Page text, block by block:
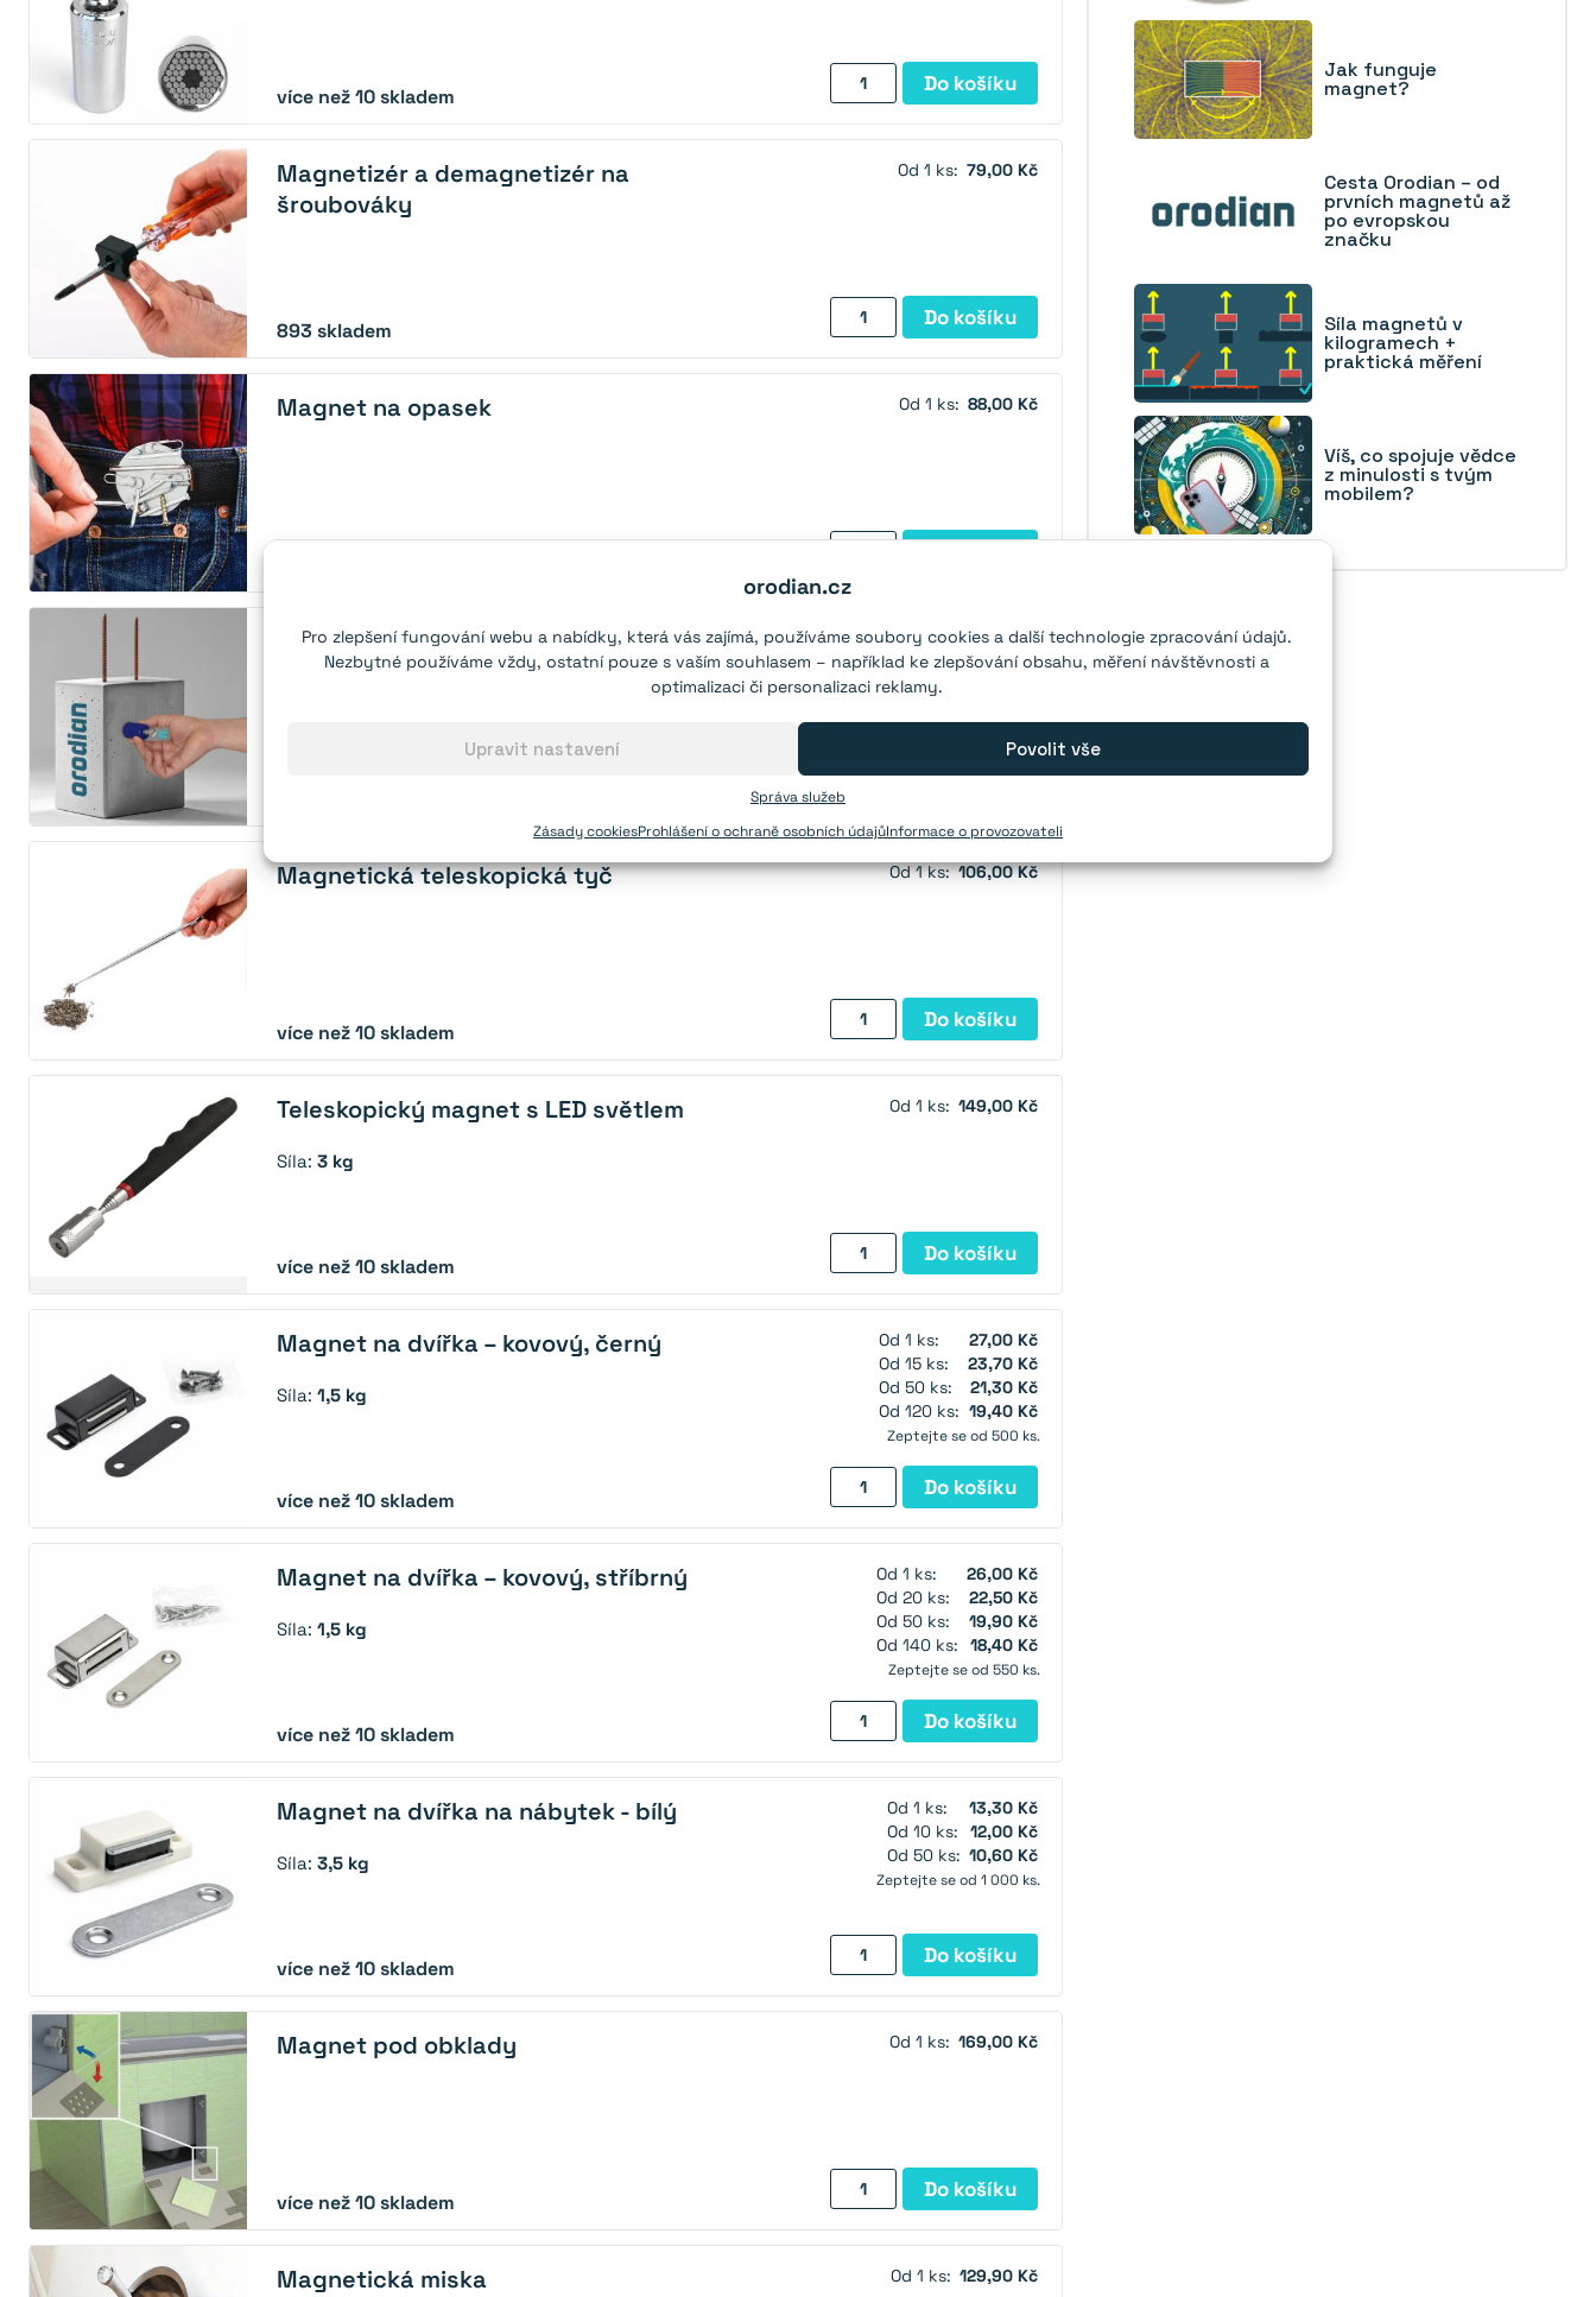
orodian.cz
Pro zlepšení fungování webu a nabídky, která vás zajímá, používáme soubory cookies a další technologie zpracování údajů.
Nezbytné používáme vždy, ostatní pouze s vaším souhlasem – například ke zlepšování obsahu, měření návštěvnosti a
optimalizaci či personalizaci reklamy.
Správa služeb
Povolit vše
Upravit nastavení
Zásady cookiesProhlášení o ochraně osobních údajůInformace o provozovateli
více než 10 skladem
Univerzální
klíč
s
nástavcem
Do košíku
Magnetizér a demagnetizér na
šroubováky
893 skladem
Od 1 ks: 79,00 Kč
Magnetizér
a
demagnetizér
Do košíku
Magnet na opasek Od 1 ks: 88,00 Kč
Magnet
opasek
množství
Magnetický vyhledávač kovů Od 1 ks: 399,00 Kč
Magnetický
vyhledávač
kovů
množství
Magnetická teleskopická tyč
více než 10 skladem
Od 1 ks: 106,00 Kč
Magnetická
teleskopická
tyč
množství
Do košíku
Teleskopický magnet s LED světlem
Síla: 3 kg
více než 10 skladem
Od 1 ks: 149,00 Kč
Teleskopický
magnet
s
světlem
množství
Do košíku
Magnet na dvířka – kovový, černý
Síla: 1,5 kg
více než 10 skladem
Od 1 ks:
27,00 Kč
Od 15 ks:
23,70 Kč
Od 50 ks:
21,30 Kč
Od 120 ks: 19,40 Kč
Zeptejte se od 500 ks.
Magnet
na
dvířka
kovový,
černý
množství
Do košíku
Magnet na dvířka – kovový, stříbrný
Síla: 1,5 kg
více než 10 skladem
Od 1 ks:
26,00 Kč
Od 20 ks:
22,50 Kč
Od 50 ks:
19,90 Kč
Od 140 ks:
18,40 Kč
Zeptejte se od 550 ks.
Magnet
na
dvířka
kovový,
stříbrný
množství
Do košíku
Magnet na dvířka na nábytek - bílý
Síla: 3,5 kg
více než 10 skladem
Od 1 ks:
13,30 Kč
Od 10 ks:
12,00 Kč
Od 50 ks: 10,60 Kč
Zeptejte se od 1 000 ks.
Magnet
na
dvířka
Do košíku
Magnet pod obklady
více než 10 skladem
Od 1 ks: 169,00 Kč
Magnet
pod
obklady
množství
Do košíku
Magnetická miska Od 1 ks: 129,90 Kč
Jak funguje
magnet?
Cesta Orodian – od
prvních magnetů až
po evropskou
značku
Síla magnetů v
kilogramech +
praktická měření
Víš, co spojuje vědce
z minulosti s tvým
mobilem?